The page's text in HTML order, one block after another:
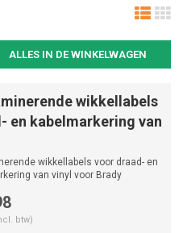
ALLES IN DE WINKELWAGEN
wikkellabels
en kabelmarkering van
wikkellabels voor draad- en
van vinyl voor Brady
btw)